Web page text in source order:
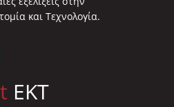
και Τεχνολογία.
EKT